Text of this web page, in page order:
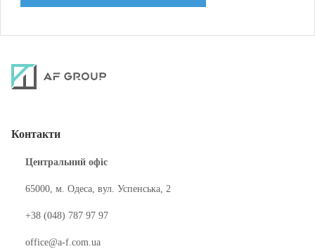
Контакти
Центральний офіс
65000, м. Одеса, вул. Успенська, 2
+38 (048) 787 97 97
office@a-f.com.ua